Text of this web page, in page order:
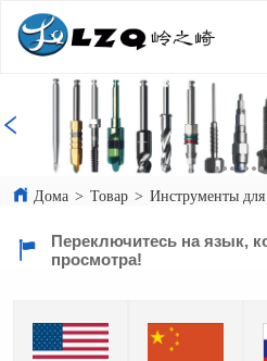
Дома > Товар > Инструменты
Переключитесь на язык,
просмотра!